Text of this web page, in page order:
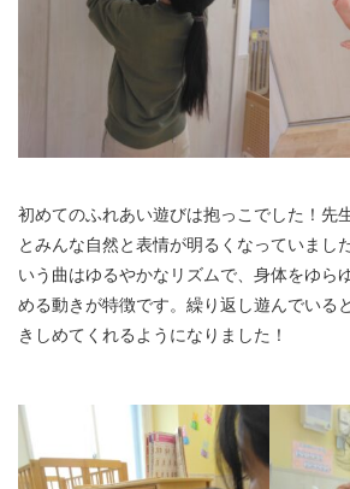
初めてのふれあい遊びは抱っこでした！先
とみんな自然と表情が明るくなっていまし
いう曲はゆるやかなリズムで、身体をゆら
める動きが特徴です。繰り返し遊んでいる
きしめてくれるようになりました！